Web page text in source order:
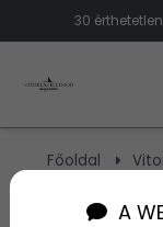
30
Főoldal
segítségével
A